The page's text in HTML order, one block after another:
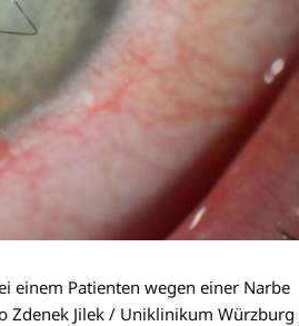
einem Patienten wegen einer Narbe
Zdenek Jilek / Uniklinikum Würzburg